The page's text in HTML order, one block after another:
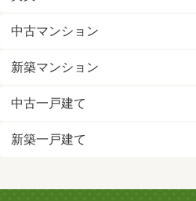
中古マンション
新築マンション
中古一戸建て
新築一戸建て